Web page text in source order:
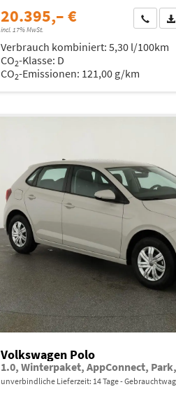
20.395,– €
incl. 17% MwSt.
Wir
Verbrauch kombiniert: 5,30 l/100km
CO2-Klasse: D
CO2-Emissionen: 121,00 g/km
Volkswagen Polo
1.0, Winterpaket, AppConnect,
unverbindliche Lieferzeit: 14 Tage